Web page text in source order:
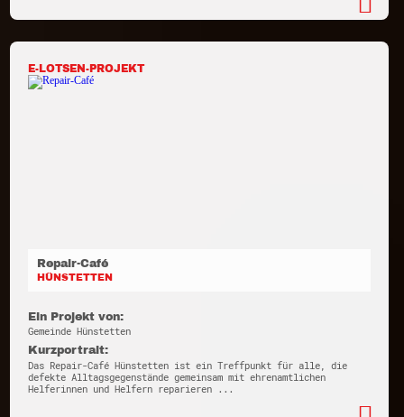
E-LOTSEN-PROJEKT
Repair-Café
HÜNSTETTEN
Ein Projekt von:
Gemeinde Hünstetten
Kurzportrait:
Das Repair-Café Hünstetten ist ein Treffpunkt für alle, die
defekte Alltagsgegenstände gemeinsam mit ehrenamtlichen
Helferinnen und Helfern reparieren ...